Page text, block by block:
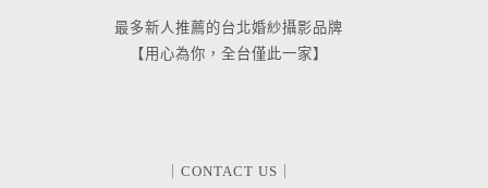
最多新人推薦的台北婚紗攝影品牌
【用心為你，全台僅此一家】
｜CONTACT US｜